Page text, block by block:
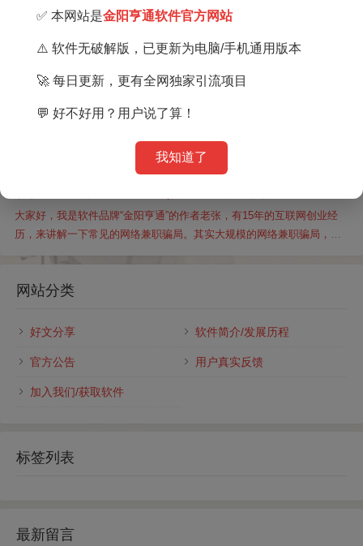
很了解，经常来问金阳亨通软件到底是怎么赚钱的？感觉自己是新手，
没什么信心。所以这里我特意把金阳亨通软件的赚钱原理提炼出来，对
每一个栏目作了...
我们为什么要做付费模式？因为付费也是一种能力
会烟消云散，什么兄弟短长，老师您好的，在这一刻终于会让你看到真
收费，差别只是...
必看！【价值1980】可月入3w+的网创自媒体虚拟资源站
售卖虚拟产品这个项目已经存在N年了，网络项目中的常青树，也是网络
新手小白最容易上手的长期稳定项目。因此做这种项目的人很多，赚钱
方式也是不尽相同，有的在电商平台开店卖，有的是从社交平台引流到
诈白皮书）
大家好，我是软件品牌“金阳亨通”的作者老张，有15年的互联网创业经
历，来讲解一下常见的网络兼职骗局。其实大规模的网络兼职骗局，主
网站分类
好文分享 软件简介/发展历程
官方公告 用户真实反馈
加入我们/获取软件
标签列表
最新留言
✅ 本网站是金阳亨通软件官方网站
⚠️ 软件无破解版，已更新为电脑/手机通用版本
🚀 每日更新，更有全网独家引流项目
💬 好不好用？用户说了算！
我知道了